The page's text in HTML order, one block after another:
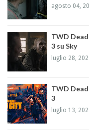
agosto 04,
TWD
3 su Sky
luglio 28,
TWD
3
luglio 13,